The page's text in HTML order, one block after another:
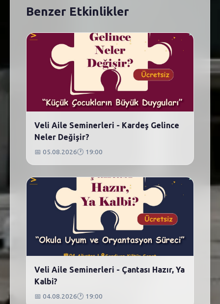
Benzer Etkinlikler
Veli Aile Seminerleri - Kardeş Gelince
Neler Değişir?
📅 05.08.2026🕐 19:00
Veli Aile Seminerleri - Çantası Hazır, Ya
Kalbi?
📅 04.08.2026🕐 19:00